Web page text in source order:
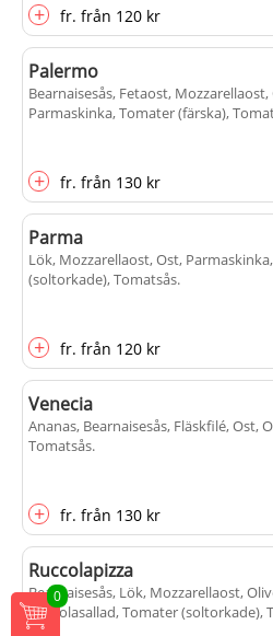
0
+ fr. från 120 kr
Palermo
Bearnaisesås, Fetaost,
Parmaskinka, Tomater (färska),
+ fr. från 130 kr
Parma
Lök, Mozzarellaost, Ost,
(soltorkade), Tomatsås.
+ fr. från 120 kr
Venecia
Ananas, Bearnaisesås, Fläskfilé, Ost,
Tomatsås.
+ fr. från 130 kr
Ruccolapizza
Bearnaisesås, Lök, Mozzarellaost,
Ruccolasallad, Tomater (soltorkade),